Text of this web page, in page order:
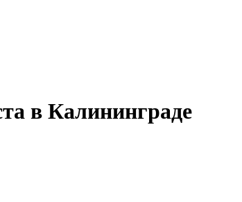
в Калининграде